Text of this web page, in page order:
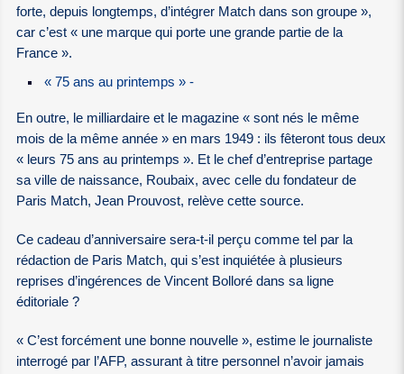
forte, depuis longtemps, d’intégrer Match dans son groupe »,
car c’est « une marque qui porte une grande partie de la
France ».
« 75 ans au printemps » -
En outre, le milliardaire et le magazine « sont nés le même
mois de la même année » en mars 1949 : ils fêteront tous deux
« leurs 75 ans au printemps ». Et le chef d’entreprise partage
sa ville de naissance, Roubaix, avec celle du fondateur de
Paris Match, Jean Prouvost, relève cette source.
Ce cadeau d’anniversaire sera-t-il perçu comme tel par la
rédaction de Paris Match, qui s’est inquiétée à plusieurs
reprises d’ingérences de Vincent Bolloré dans sa ligne
éditoriale ?
« C’est forcément une bonne nouvelle », estime le journaliste
interrogé par l’AFP, assurant à titre personnel n’avoir jamais